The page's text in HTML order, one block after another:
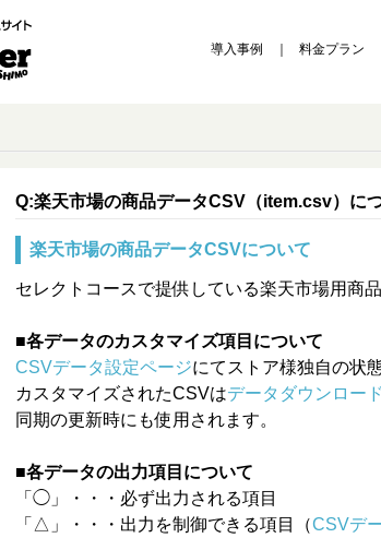
導入事例 料金プラン
Q:楽天市場の商品データCSV（item.csv）に
楽天市場の商品データCSVについて
セレクトコースで提供している楽天市場用商
■各データのカスタマイズ項目について
CSVデータ設定ページにてストア様独自の状
カスタマイズされたCSVはデータダウンロー
同期の更新時にも使用されます。
■各データの出力項目について
「◯」・・・必ず出力される項目
「△」・・・出力を制御できる項目（CSVデ